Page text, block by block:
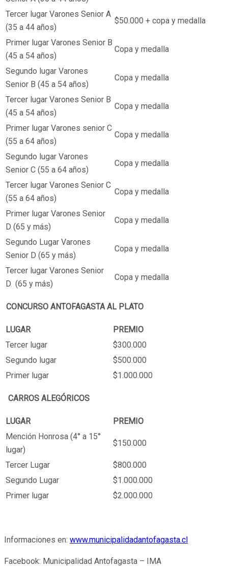
Tercer lugar Varones Senior A
(35 a 44 años)
$50.000 + copa y medalla
Primer lugar Varones Senior B
(45 a 54 años)
Copa y medalla
Segundo lugar Varones
Senior B (45 a 54 años)
Copa y medalla
Tercer lugar Varones Senior B
(45 a 54 años)
Copa y medalla
Primer lugar Varones senior C
(55 a 64 años)
Copa y medalla
Segundo lugar Varones
Senior C (55 a 64 años)
Copa y medalla
Tercer lugar Varones Senior C
(55 a 64 años)
Copa y medalla
Primer lugar Varones Senior
D (65 y más)
Copa y medalla
Segundo Lugar Varones
Senior D (65 y más)
Copa y medalla
Tercer lugar Varones Senior
D (65 y más)
Copa y medalla
CONCURSO ANTOFAGASTA AL PLATO
LUGAR
PREMIO
Tercer lugar
$300.000
Segundo lugar
$500.000
Primer lugar
$1.000.000
CARROS ALEGÓRICOS
LUGAR
PREMIO
Mención Honrosa (4° a 15°
lugar)
$150.000
Tercer Lugar
$800.000
Segundo Lugar
$1.000.000
Primer lugar
$2.000.000
Informaciones en: www.municipalidadantofagasta.cl
Facebook: Municipalidad Antofagasta – IMA